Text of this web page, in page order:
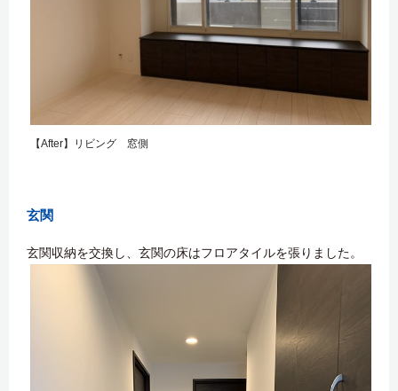
【After】リビング 窓側
玄関
玄関収納を交換し、玄関の床はフロアタイルを張りました。